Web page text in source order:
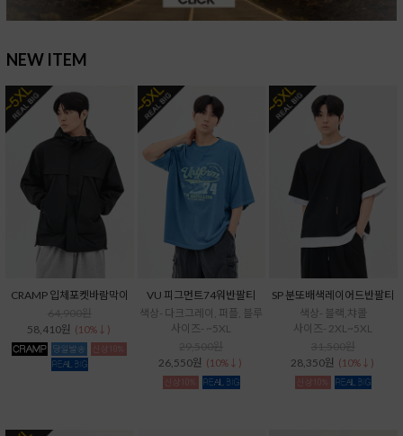
NEW ITEM
CRAMP 입체포켓바람막이
58,410원 (10%↓)
VU 피그먼트74워반팔티
색상- 다크그레이, 퍼플, 블루
사이즈- ~5XL
26,550원 (10%↓)
SP 분또배색레이어드반팔티
색상- 블랙,챠콜
사이즈- 2XL~5XL
28,350원 (10%↓)